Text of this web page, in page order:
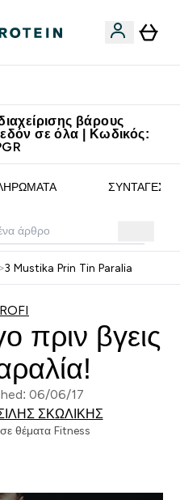
βάρους
σε όλα | Κωδικός:
ΣΥΝΤΑΓΈΣ
3 Mustika Prin Tin Paralia
πριν βγεις
06/06/17
ΣΚΩΛΊΚΗΣ
σε θέματα Fitness